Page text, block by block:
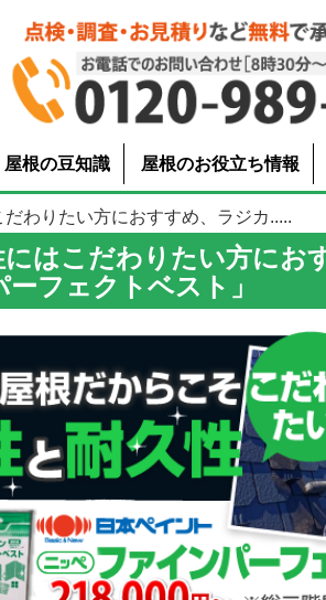
屋根の豆知識 屋根のお役立ち情報
わりたい方におすすめ、ラジカ.....
はこだわりたい方にお
フェクトベスト」